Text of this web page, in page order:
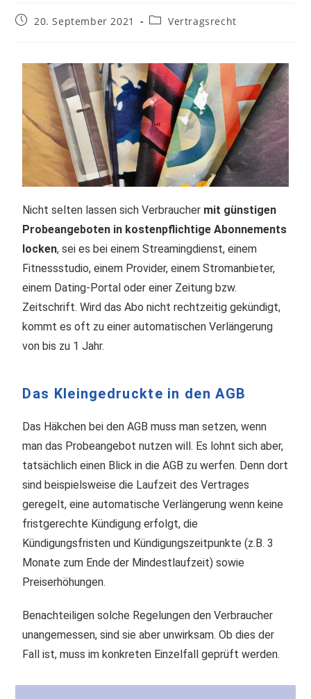
20. September 2021 Vertragsrecht
Nicht selten lassen sich Verbraucher mit günstigen
Probeangeboten in kostenpflichtige Abonnements
locken, sei es bei einem Streamingdienst, einem
Fitnessstudio, einem Provider, einem Stromanbieter,
einem Dating-Portal oder einer Zeitung bzw.
Zeitschrift. Wird das Abo nicht rechtzeitig gekündigt,
kommt es oft zu einer automatischen Verlängerung
von bis zu 1 Jahr.
Das Kleingedruckte in den AGB
Das Häkchen bei den AGB muss man setzen, wenn
man das Probeangebot nutzen will. Es lohnt sich aber,
tatsächlich einen Blick in die AGB zu werfen. Denn dort
sind beispielsweise die Laufzeit des Vertrages
geregelt, eine automatische Verlängerung wenn keine
fristgerechte Kündigung erfolgt, die
Kündigungsfristen und Kündigungszeitpunkte (z.B. 3
Monate zum Ende der Mindestlaufzeit) sowie
Preiserhöhungen.
Benachteiligen solche Regelungen den Verbraucher
unangemessen, sind sie aber unwirksam. Ob dies der
Fall ist, muss im konkreten Einzelfall geprüft werden.